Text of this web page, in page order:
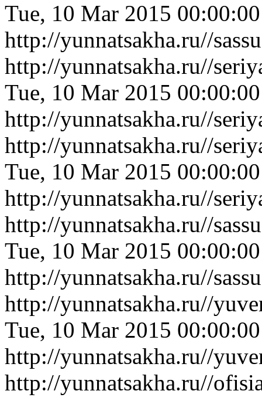
Tue, 10 Mar 2015
http://yunnatsakha.ru//
http://yunnatsakha.ru//
Tue, 10 Mar 2015
http://yunnatsakha.ru//
http://yunnatsakha.ru//
Tue, 10 Mar 2015
http://yunnatsakha.ru//
http://yunnatsakha.ru//
Tue, 10 Mar 2015
http://yunnatsakha.ru//
http://yunnatsakha.ru//
Tue, 10 Mar 2015
http://yunnatsakha.ru//
http://yunnatsakha.ru//